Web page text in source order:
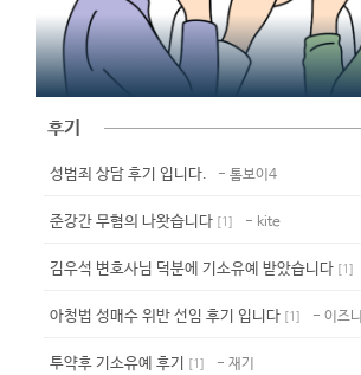
후기
성범죄 상담 후기 입니다. - 톰보이4
준강간 무혐의 나왓습니다 1 - kite
김우석 변호사님 덕분에 기소유예 받았습니다 1
아청법 성매수 위반 선임 후기 입니다 1 - 이즈니
투약후 기소유예 후기 1 - 재기